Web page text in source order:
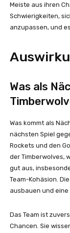
Meiste aus ihren
Schwierigkeiten,
anzupassen, und
Was als
Was kommt als
nächsten Spiel
Rockets und den
der Timberwolves,
gut aus,
Team-Kohäsion.
ausbauen und
Das Team ist
Chancen. Sie